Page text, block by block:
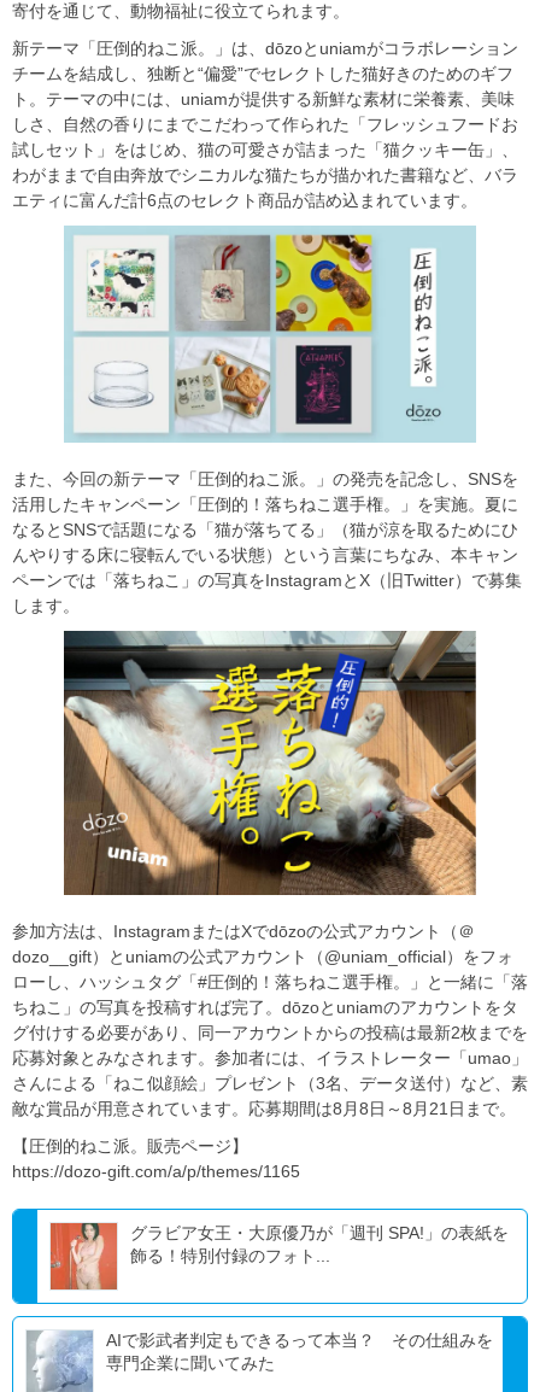
寄付を通じて、動物福祉に役立てられます。
新テーマ「圧倒的ねこ派。」は、dōzoとuniamがコラボレーション
チームを結成し、独断と“偏愛”でセレクトした猫好きのためのギフ
ト。テーマの中には、uniamが提供する新鮮な素材に栄養素、美味
しさ、自然の香りにまでこだわって作られた「フレッシュフードお
試しセット」をはじめ、猫の可愛さが詰まった「猫クッキー缶」、
わがままで自由奔放でシニカルな猫たちが描かれた書籍など、バラ
エティに富んだ計6点のセレクト商品が詰め込まれています。
また、今回の新テーマ「圧倒的ねこ派。」の発売を記念し、SNSを
活用したキャンペーン「圧倒的！落ちねこ選手権。」を実施。夏に
なるとSNSで話題になる「猫が落ちてる」（猫が涼を取るためにひ
んやりする床に寝転んでいる状態）という言葉にちなみ、本キャン
ペーンでは「落ちねこ」の写真をInstagramとX（旧Twitter）で募集
します。
参加方法は、InstagramまたはXでdōzoの公式アカウント（＠
dozo__gift）とuniamの公式アカウント（@uniam_official）をフォ
ローし、ハッシュタグ「#圧倒的！落ちねこ選手権。」と一緒に「落
ちねこ」の写真を投稿すれば完了。dōzoとuniamのアカウントをタ
グ付けする必要があり、同一アカウントからの投稿は最新2枚までを
応募対象とみなされます。参加者には、イラストレーター「umao」
さんによる「ねこ似顔絵」プレゼント（3名、データ送付）など、素
敵な賞品が用意されています。応募期間は8月8日～8月21日まで。
【圧倒的ねこ派。販売ページ】
https://dozo-gift.com/a/p/themes/1165
グラビア女王・大原優乃が「週刊 SPA!」の表紙を
飾る！特別付録のフォト...
AIで影武者判定もできるって本当？ その仕組みを
専門企業に聞いてみた